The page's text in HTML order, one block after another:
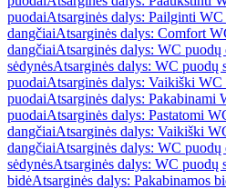
puodaiAtsarginės dalys: Pailginti WC
dangčiaiAtsarginės dalys: Comfort
dangčiaiAtsarginės dalys: WC puodų
sėdynėsAtsarginės dalys: WC puodų
puodaiAtsarginės dalys: Vaikiški WC
puodaiAtsarginės dalys: Pakabinami
puodaiAtsarginės dalys: Pastatomi
dangčiaiAtsarginės dalys: Vaikiški
dangčiaiAtsarginės dalys: WC puodų
sėdynėsAtsarginės dalys: WC puodų
bidėAtsarginės dalys: Pakabinamos